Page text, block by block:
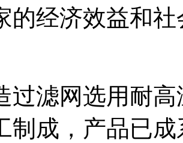
的经济效益和
滤网选用耐高
制成，产品已